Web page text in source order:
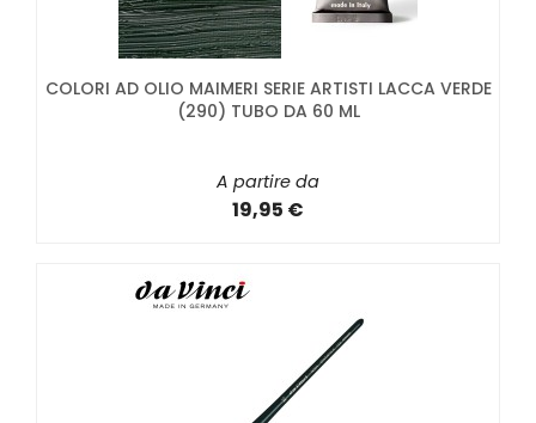
COLORI AD OLIO MAIMERI SERIE ARTISTI LACCA VERDE
(290) TUBO DA 60 ML
A partire da
19,95 €